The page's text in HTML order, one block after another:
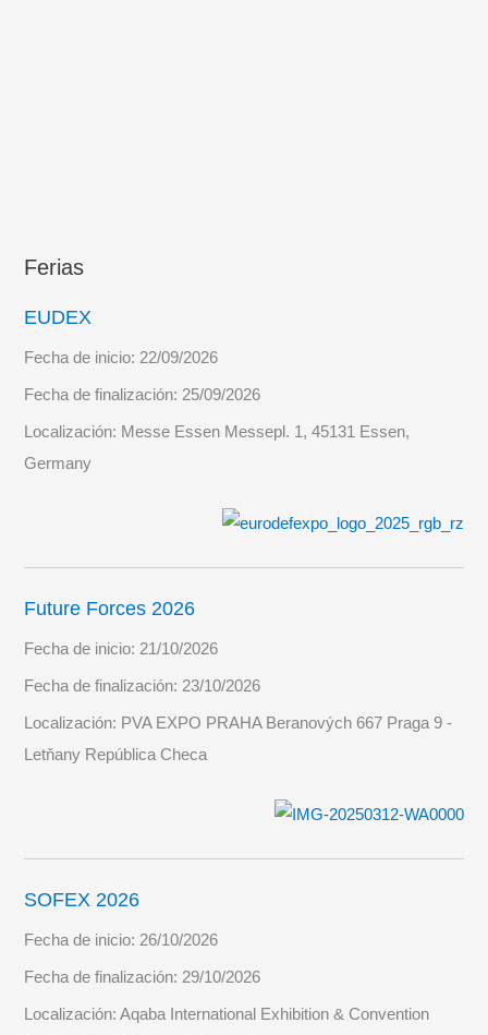
Ferias
EUDEX
Fecha de inicio:22/09/2026
Fecha de finalización:25/09/2026
Localización: Messe Essen Messepl. 1, 45131 Essen,
Germany
Future Forces 2026
Fecha de inicio: 21/10/2026
Fecha de finalización: 23/10/2026
Localización: PVA EXPO PRAHA Beranových 667 Praga 9 -
Letňany República Checa
SOFEX 2026
Fecha de inicio: 26/10/2026
Fecha de finalización: 29/10/2026
Localización:Aqaba International Exhibition & Convention